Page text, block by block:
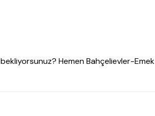
Hemen Bahçelievler-Emek